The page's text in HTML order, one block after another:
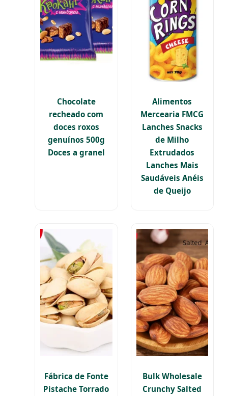
Chocolate
recheado com
doces roxos
genuínos 500g
Doces a granel
Alimentos
Mercearia FMCG
Lanches Snacks
de Milho
Extrudados
Lanches Mais
Saudáveis Anéis
de Queijo
Fábrica de Fonte
Pistache Torrado
Bulk Wholesale
Crunchy Salted